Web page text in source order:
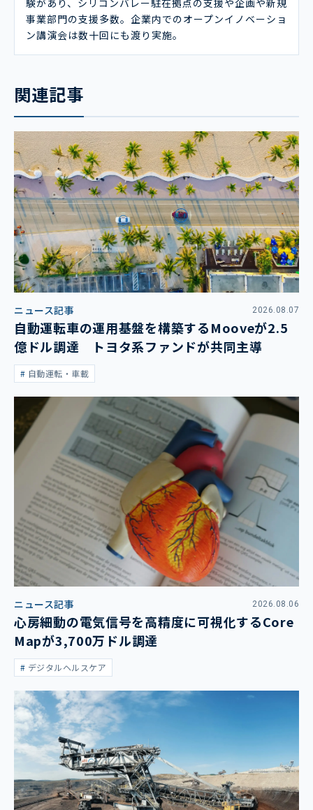
事業部門の支援多数。企業内でのオープンイノベーショ
ン講演会は数十回にも渡り実施。
関連記事
ニュース記事 2026.08.07
自動運転車の運用基盤を構築するMooveが2.5
億ドル調達 トヨタ系ファンドが共同主導
自動運転・車載
ニュース記事 2026.08.06
心房細動の電気信号を高精度に可視化するCore
Mapが3,700万ドル調達
デジタルヘルスケア